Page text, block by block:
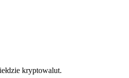
kryptowalut.